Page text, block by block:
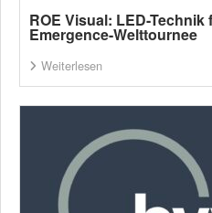
ROE Visual: LED-
Emergence-Welttournee
Weiterlesen